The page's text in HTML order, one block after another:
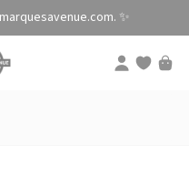
✨